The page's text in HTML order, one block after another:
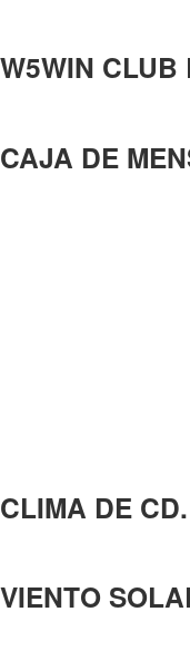
W5WIN CLUB
CAJA DE
CLIMA DE
VIENTO